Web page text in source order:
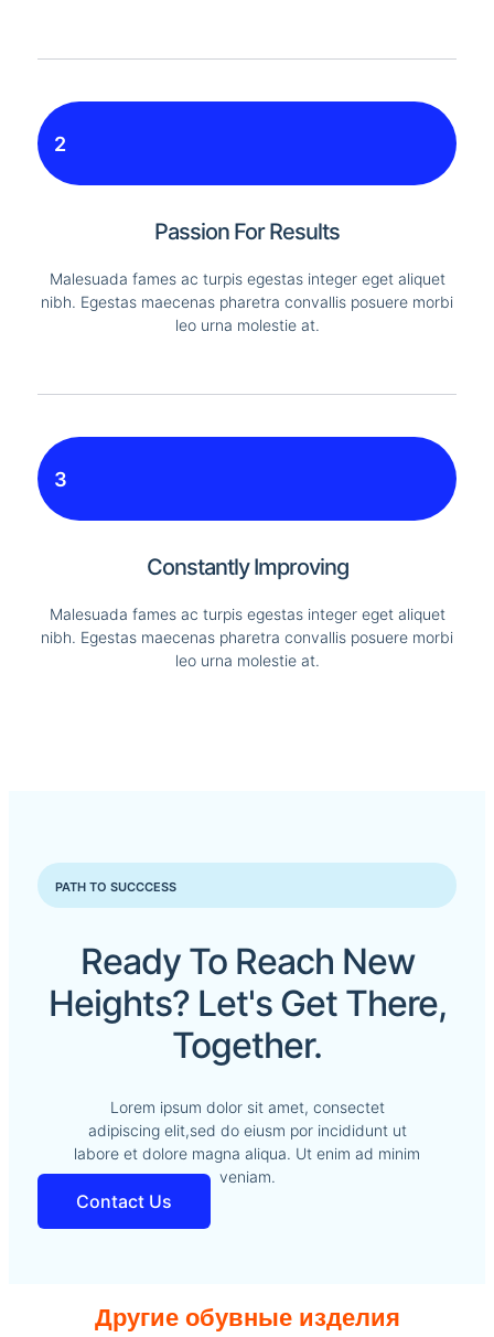
2
Passion For Results
Malesuada fames ac turpis egestas integer eget aliquet
nibh. Egestas maecenas pharetra convallis posuere morbi
leo urna molestie at.
3
Constantly Improving
Malesuada fames ac turpis egestas integer eget aliquet
nibh. Egestas maecenas pharetra convallis posuere morbi
leo urna molestie at.
PATH TO SUCCCESS
Ready To Reach New
Heights? Let's Get There,
Together.
Lorem ipsum dolor sit amet, consectet
adipiscing elit,sed do eiusm por incididunt ut
labore et dolore magna aliqua. Ut enim ad minim
veniam.
Contact Us
Другие обувные изделия